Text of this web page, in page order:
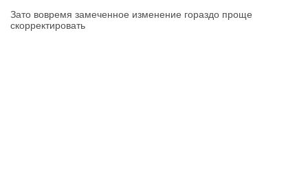
Зато вовремя замеченное изменение гораздо проще
скорректировать